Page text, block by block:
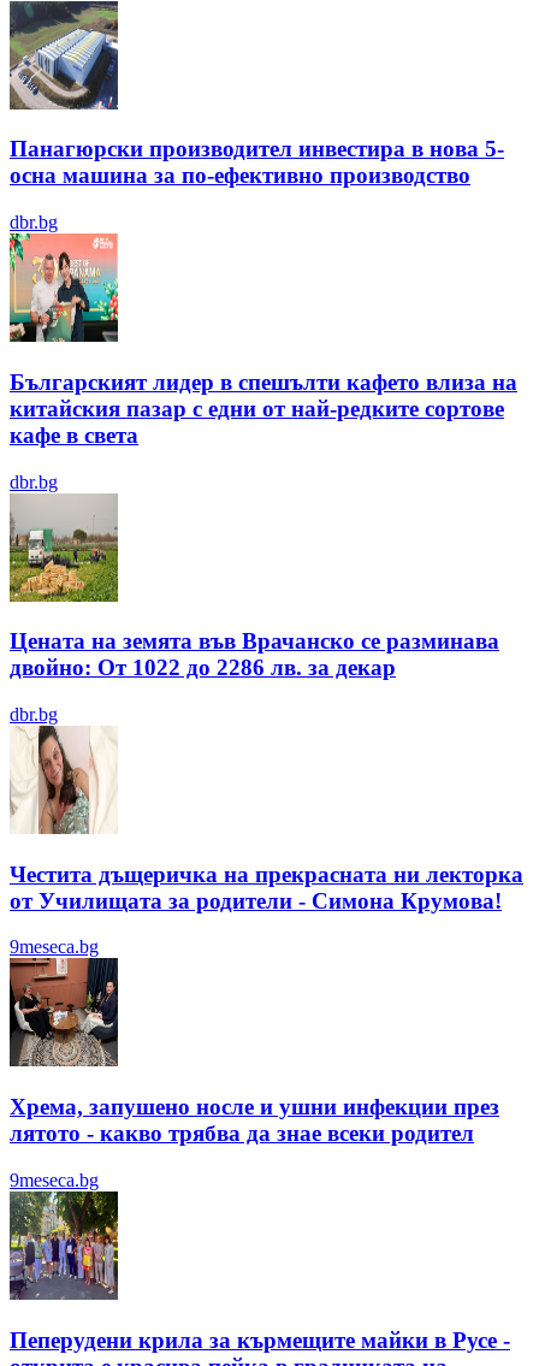
Панагюрски производител инвестира в нова 5-
осна машина за по-ефективно производство
dbr.bg
Българският лидер в спешълти кафето влиза на
китайския пазар с едни от най-редките сортове
кафе в света
dbr.bg
Цената на земята във Врачанско се разминава
двойно: От 1022 до 2286 лв. за декар
dbr.bg
Честита дъщеричка на прекрасната ни лекторка
от Училищата за родители - Симона Крумова!
9meseca.bg
Хрема, запушено носле и ушни инфекции през
лятотo - какво трябва да знае всеки родител
9meseca.bg
Пеперудени крила за кърмещите майки в Русе -